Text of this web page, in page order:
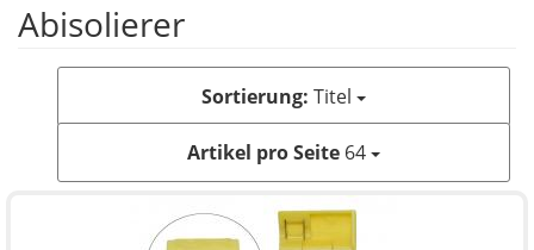
Abisolierer
Sortierung: Titel
Artikel pro Seite 64